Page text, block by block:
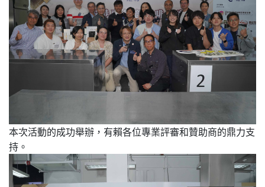
本次活動的成功舉辦，有賴各位專業評審和贊助商的鼎力支
持。